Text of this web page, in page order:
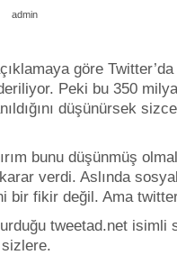
admin
göre
Peki bu 350
düşünürsek
bunu düşünmüş
verdi. Aslında
bir fikir değil. Ama
kurduğu tweetad.net